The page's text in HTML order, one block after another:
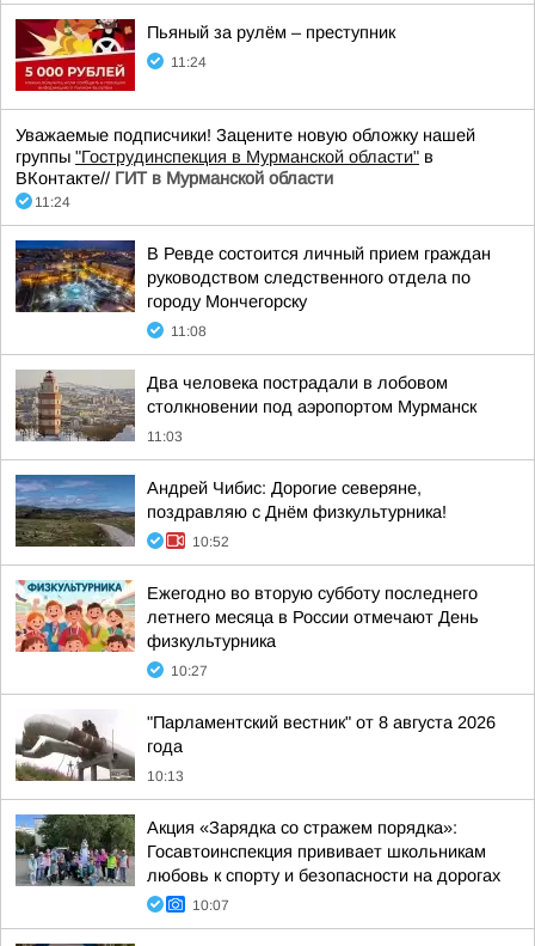
Пьяный за рулём – преступник
11:24
Уважаемые подписчики! Зацените новую обложку нашей
группы "Гострудинспекция в Мурманской области" в
ВКонтакте// ГИТ в Мурманской области
11:24
В Ревде состоится личный прием граждан
руководством следственного отдела по
городу Мончегорску
11:08
Два человека пострадали в лобовом
столкновении под аэропортом Мурманск
11:03
Андрей Чибис: Дорогие северяне,
поздравляю с Днём физкультурника!
10:52
Ежегодно во вторую субботу последнего
летнего месяца в России отмечают День
физкультурника
10:27
"Парламентский вестник" от 8 августа 2026
года
10:13
Акция «Зарядка со стражем порядка»:
Госавтоинспекция прививает школьникам
любовь к спорту и безопасности на дорогах
10:07